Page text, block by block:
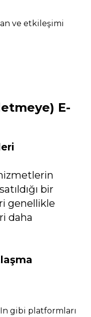
ve etkileşimi
E-
bir
genellikle
daha
gibi platformları